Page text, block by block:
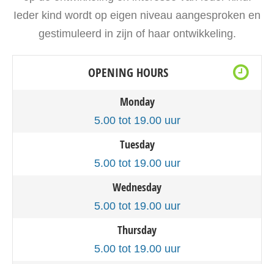
Ieder kind wordt op eigen niveau aangesproken en
gestimuleerd in zijn of haar ontwikkeling.
OPENING HOURS
Monday
5.00 tot 19.00 uur
Tuesday
5.00 tot 19.00 uur
Wednesday
5.00 tot 19.00 uur
Thursday
5.00 tot 19.00 uur